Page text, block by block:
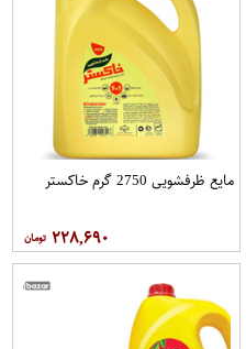
مایع ظرفشویی 2750 گرم خاکستر
۲۲۸,۶۹۰